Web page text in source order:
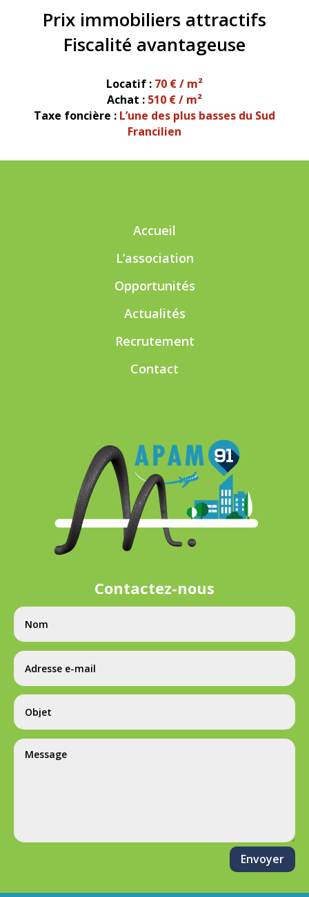
Prix immobiliers attractifs
Fiscalité avantageuse
Locatif : 70 € / m²
Achat : 510 € / m²
Taxe foncière : L’une des plus basses du Sud
Francilien
Accueil
L’association
Opportunités
Actualités
Recrutement
Contact
Contactez-nous
Envoyer